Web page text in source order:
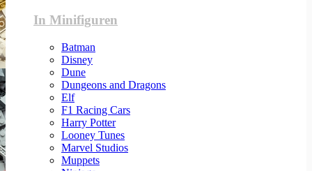
In Minifiguren
Batman
Disney
Dune
Dungeons and Dragons
Elf
F1 Racing Cars
Harry Potter
Looney Tunes
Marvel Studios
Muppets